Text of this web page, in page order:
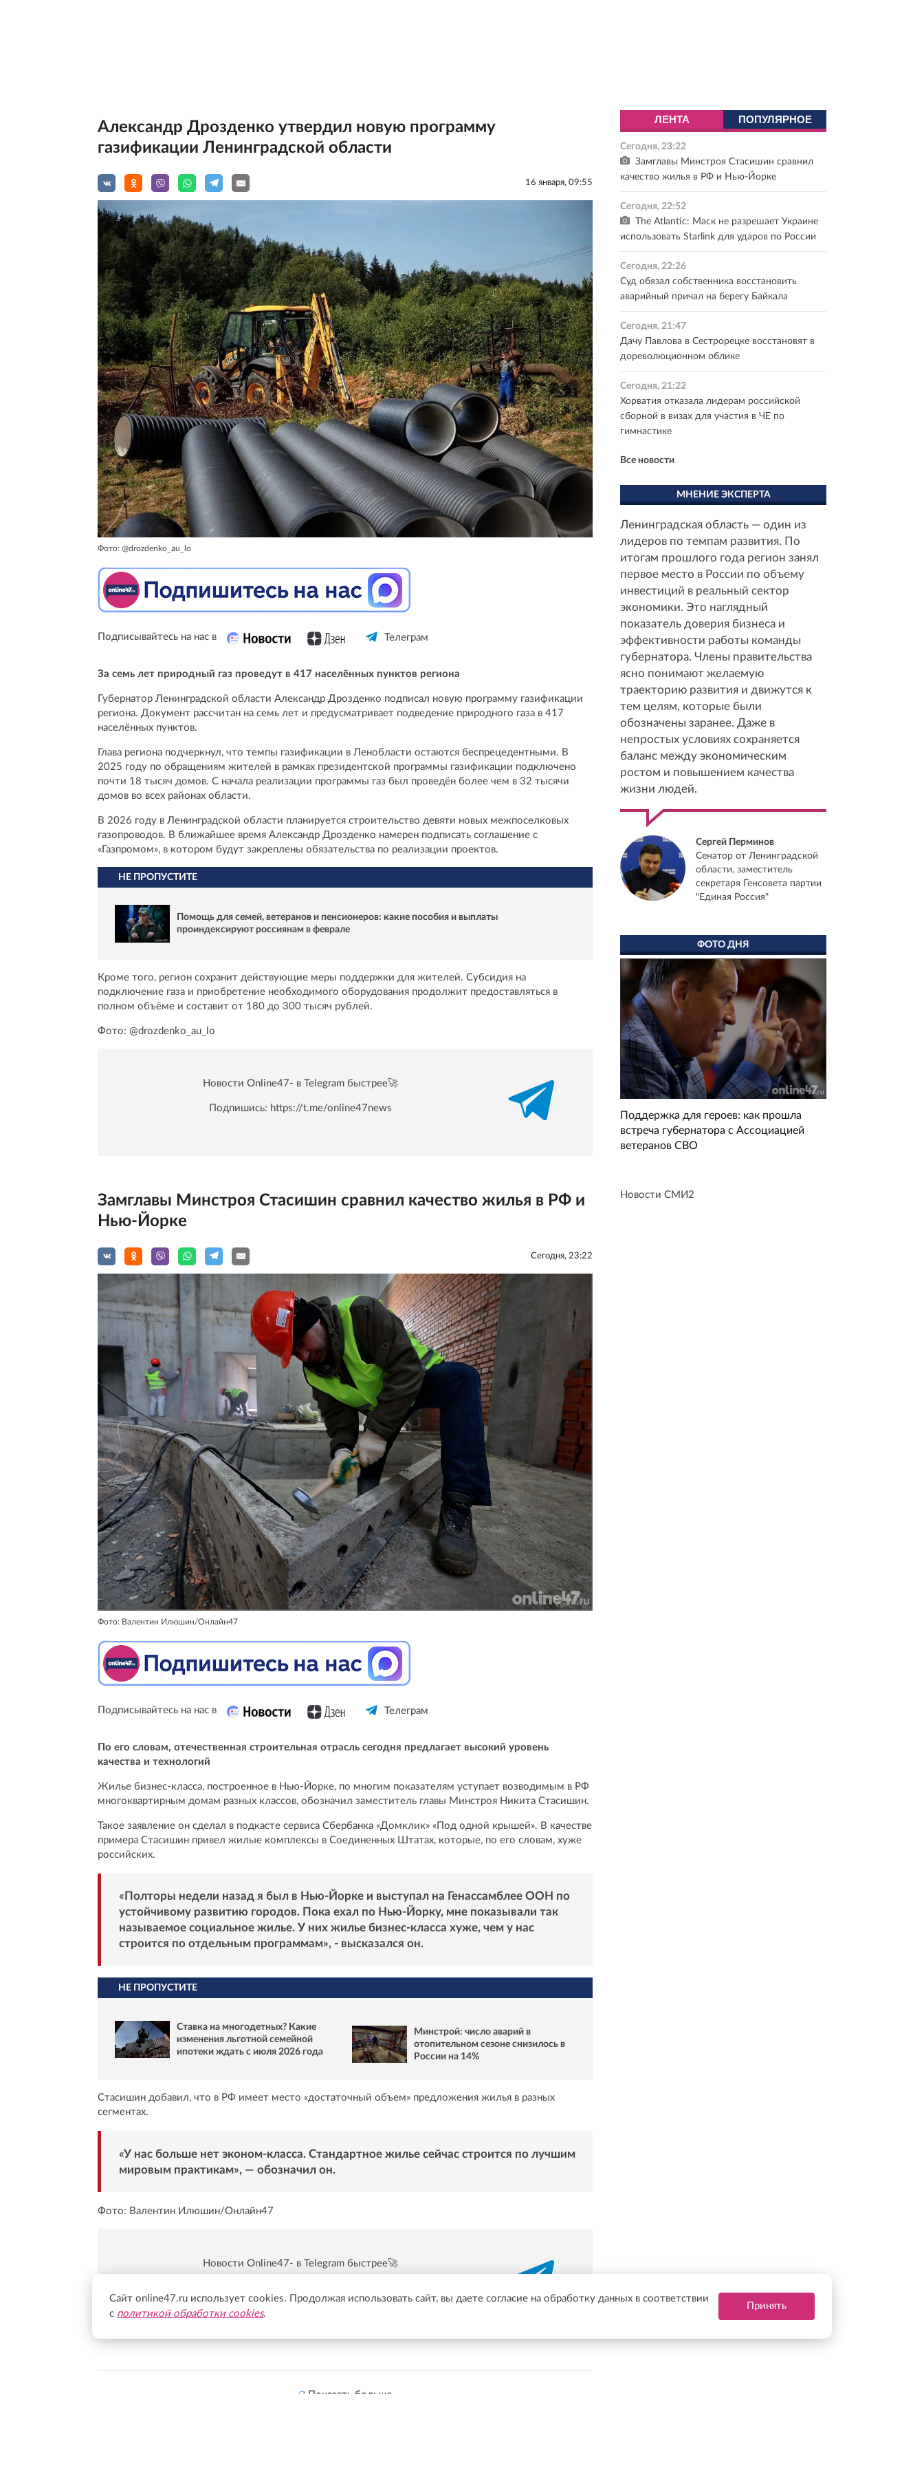
Александр Дрозденко утвердил новую программу
газификации Ленинградской области
16 января, 09:55
Фото: @drozdenko_au_lo
Подписывайтесь на нас в Телеграм
За семь лет природный газ проведут в 417 населённых пунктов региона
Губернатор Ленинградской области Александр Дрозденко подписал новую программу газификации
региона. Документ рассчитан на семь лет и предусматривает подведение природного газа в 417
населённых пунктов.
Глава региона подчеркнул, что темпы газификации в Ленобласти остаются беспрецедентными. В
2025 году по обращениям жителей в рамках президентской программы газификации подключено
почти 18 тысяч домов. С начала реализации программы газ был проведён более чем в 32 тысячи
домов во всех районах области.
В 2026 году в Ленинградской области планируется строительство девяти новых межпоселковых
газопроводов. В ближайшее время Александр Дрозденко намерен подписать соглашение с
«Газпромом», в котором будут закреплены обязательства по реализации проектов.
НЕ ПРОПУСТИТЕ
Помощь для семей, ветеранов и пенсионеров: какие пособия и выплаты
проиндексируют россиянам в феврале
Кроме того, регион сохранит действующие меры поддержки для жителей. Субсидия на
подключение газа и приобретение необходимого оборудования продолжит предоставляться в
полном объёме и составит от 180 до 300 тысяч рублей.
Фото: @drozdenko_au_lo
Новости Online47- в Telegram быстрее🚀
Подпишись: https://t.me/online47news
Замглавы Минстроя Стасишин сравнил качество жилья в РФ и
Нью-Йорке
Сегодня, 23:22
Фото: Валентин Илюшин/Онлайн47
Подписывайтесь на нас в Телеграм
По его словам, отечественная строительная отрасль сегодня предлагает высокий уровень
качества и технологий
Жилье бизнес-класса, построенное в Нью-Йорке, по многим показателям уступает возводимым в РФ
многоквартирным домам разных классов, обозначил заместитель главы Минстроя Никита Стасишин.
Такое заявление он сделал в подкасте сервиса Сбербанка «Домклик» «Под одной крышей». В качестве
примера Стасишин привел жилые комплексы в Соединенных Штатах, которые, по его словам, хуже
российских.
«Полторы недели назад я был в Нью-Йорке и выступал на Генассамблее ООН по
устойчивому развитию городов. Пока ехал по Нью-Йорку, мне показывали так
называемое социальное жилье. У них жилье бизнес-класса хуже, чем у нас
строится по отдельным программам», - высказался он.
НЕ ПРОПУСТИТЕ
Ставка на многодетных? Какие
изменения льготной семейной
ипотеки ждать с июля 2026 года
Минстрой: число аварий в
отопительном сезоне снизилось в
России на 14%
Стасишин добавил, что в РФ имеет место «достаточный объем» предложения жилья в разных
сегментах.
«У нас больше нет эконом-класса. Стандартное жилье сейчас строится по лучшим
мировым практикам», — обозначил он.
Фото: Валентин Илюшин/Онлайн47
Новости Online47- в Telegram быстрее🚀
Показать больше
ЛЕНТА ПОПУЛЯРНОЕ
Сегодня, 23:22
Замглавы Минстроя Стасишин сравнил
качество жилья в РФ и Нью-Йорке
Сегодня, 22:52
The Atlantic: Маск не разрешает Украине
использовать Starlink для ударов по России
Сегодня, 22:26
Суд обязал собственника восстановить
аварийный причал на берегу Байкала
Сегодня, 21:47
Дачу Павлова в Сестрорецке восстановят в
дореволюционном облике
Сегодня, 21:22
Хорватия отказала лидерам российской
сборной в визах для участия в ЧЕ по
гимнастике
Все новости
МНЕНИЕ ЭКСПЕРТА
Ленинградская область — один из
лидеров по темпам развития. По
итогам прошлого года регион занял
первое место в России по объему
инвестиций в реальный сектор
экономики. Это наглядный
показатель доверия бизнеса и
эффективности работы команды
губернатора. Члены правительства
ясно понимают желаемую
траекторию развития и движутся к
тем целям, которые были
обозначены заранее. Даже в
непростых условиях сохраняется
баланс между экономическим
ростом и повышением качества
жизни людей.
Сергей Перминов
Сенатор от Ленинградской
области, заместитель
секретаря Генсовета партии
"Единая Россия"
ФОТО ДНЯ
Поддержка для героев: как прошла
встреча губернатора с Ассоциацией
ветеранов СВО
Новости СМИ2
Сайт online47.ru использует cookies. Продолжая использовать сайт, вы даете согласие на обработку данных в соответствии
с политикой обработки cookies.
Принять